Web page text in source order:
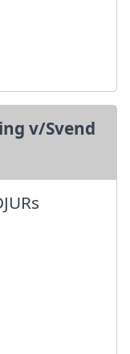
v/Svend